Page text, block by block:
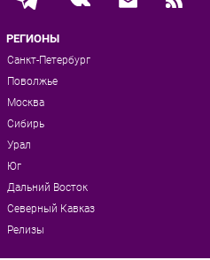
РЕГИОНЫ
Санкт-Петербург
Поволжье
Москва
Сибирь
Урал
Юг
Дальний Восток
Северный Кавказ
Релизы